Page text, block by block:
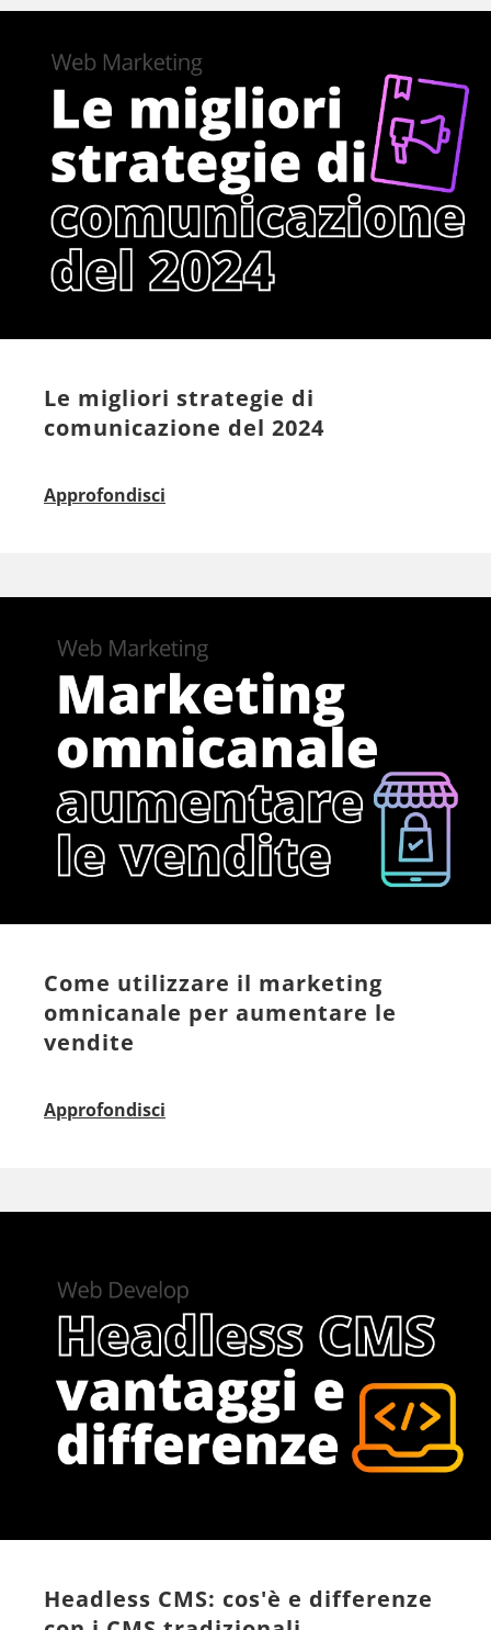
Le migliori strategie di
comunicazione del 2024
Approfondisci
Come utilizzare il marketing
omnicanale per aumentare le
vendite
Approfondisci
Headless CMS: cos'è e differenze